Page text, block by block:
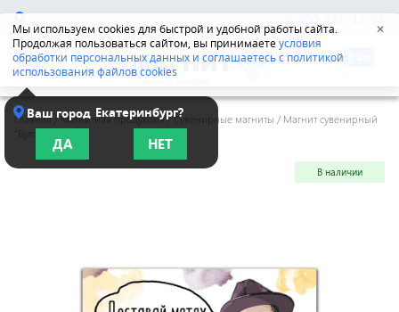
Мы используем cookies для быстрой и удобной работы сайта.
Продолжая пользоваться сайтом, вы принимаетеусловия
обработки персональных данных и соглашаетесь с политикой
использования файлов cookies
✕
Челябинск 8-800-555-42-96
Ваш город Екатеринбург?
ДА НЕТ
Главная /Магнитная продукция/Сувенирные магниты /Магнит сувенирный
"Булгаков"
В наличии